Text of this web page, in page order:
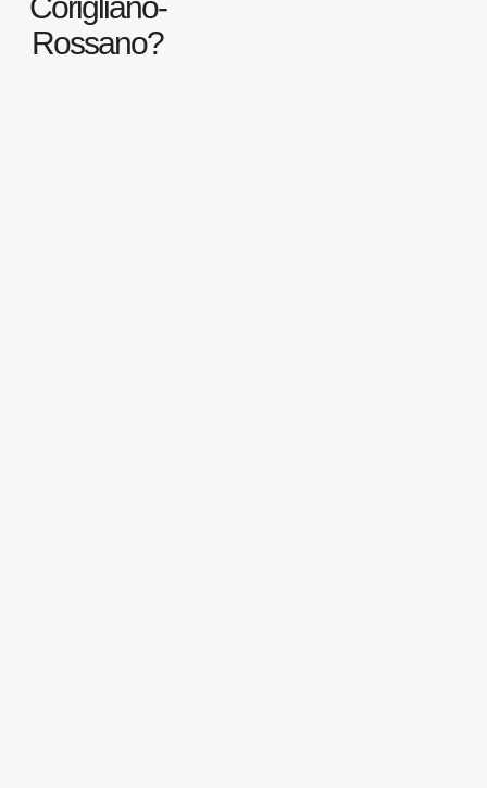
Rossano?